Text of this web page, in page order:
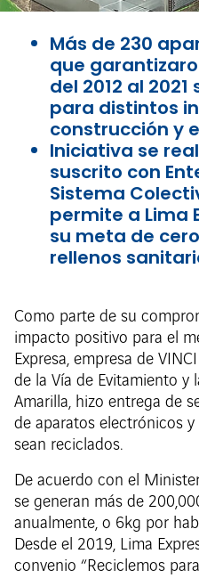
Más de 230
que
del 2012 al
para distintos
construcción y
Iniciativa se
suscrito con
Sistema
permite a Lima
su meta de
rellenos
Como parte de su
impacto positivo para el
Expresa, empresa de
de la Vía de Evitamiento y
Amarilla, hizo entrega de
de aparatos electrónicos y
sean reciclados.
De acuerdo con el
se generan más de
anualmente, o 6kg por
Desde el 2019, Lima
convenio “Reciclemos